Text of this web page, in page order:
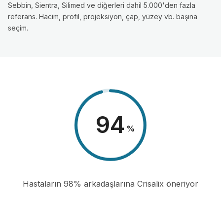
Sebbin, Sientra, Silimed ve diğerleri dahil 5.000'den fazla
referans. Hacim, profil, projeksiyon, çap, yüzey vb. başına
seçim.
98 %
Hastaların 98% arkadaşlarına Crisalix öneriyor